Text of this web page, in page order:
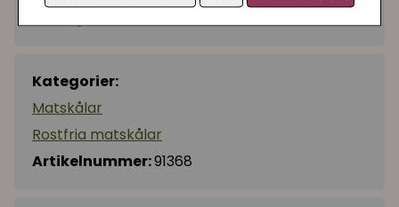
Kategorier:
Matskålar
Rostfria matskålar
Artikelnummer:91368